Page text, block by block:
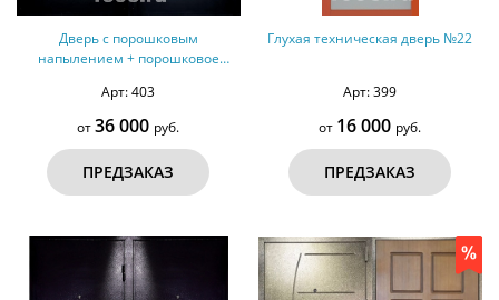
Дверь с порошковым
напылением + порошковое
Арт: 403
от36 000 руб.
ПРЕДЗАКАЗ
Глухая техническая дверь №22
Арт: 399
от 16 000 руб.
ПРЕДЗАКАЗ